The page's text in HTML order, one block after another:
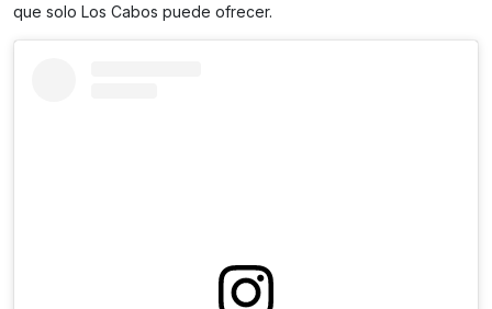
que solo Los Cabos puede ofrecer.